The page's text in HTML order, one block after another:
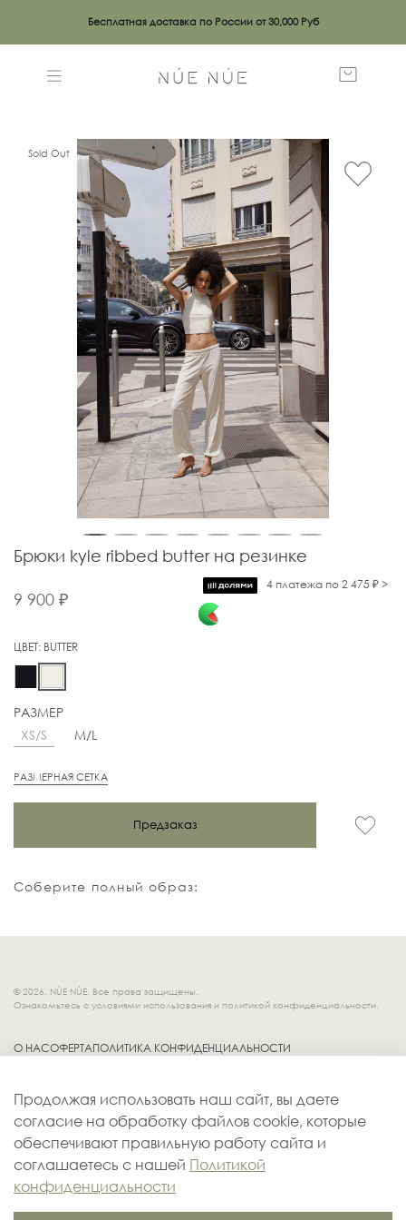
Бесплатная доставка по России от 30,000 Руб
Sold Out
Брюки kyle ribbed butter на резинке
9 900 ₽
4 платежа по 2 475 ₽ >
ЦВЕТ: BUTTER
РАЗМЕР
XS/S
M/L
РАЗМЕРНАЯ СЕТКА
Предзаказ
Соберите полный образ:
© 2026. NÚE NÚE. Все права защищены.
Ознакомьтесь с условиями использования и политикой конфиденциальности.
О НАСОФЕРТАПОЛИТИКА КОНФИДЕНЦИАЛЬНОСТИ
ДОСТАВКА
КОНТАКТЫ
ОПЛАТА
Продолжая использовать наш сайт, вы даете
согласие на обработку файлов cookie, которые
обеспечивают правильную работу сайта и
соглашаетесь с нашей Политикой
конфиденциальности